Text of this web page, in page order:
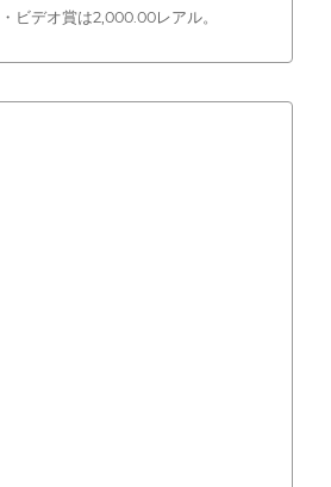
ビデオ賞は2,000.00レアル。